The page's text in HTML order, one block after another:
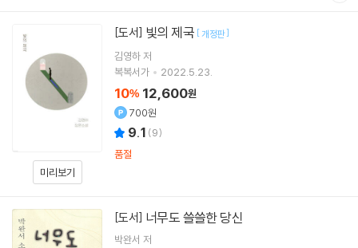
미리보기
[도서] 빛의 제국 [개정판]
김영하저
복복서가
2022.5.23.
10% 12,600원
700원
9.1 (9)
품절
[도서] 너무도 쓸쓸한 당신
박완서 저